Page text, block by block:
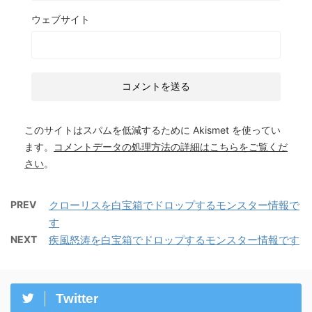
ウェブサイト
このサイトはスパムを低減するために Akismet を使ってい
ます。
コメントデータの処理方法の詳細はこちらをご覧くだ
さい。
PREV
クローリスを白宝箱でドロップするモンスター情報で
す
NEXT 疾風怒涛を白宝箱でドロップするモンスター情報です
Twitter